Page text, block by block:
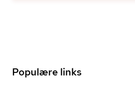
Populære links